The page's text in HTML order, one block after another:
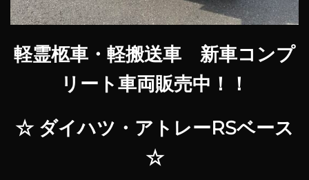
軽霊柩車・軽搬送車 新車コンプ
リート車両販売中！！
☆ ダイハツ・アトレーRSベース
☆